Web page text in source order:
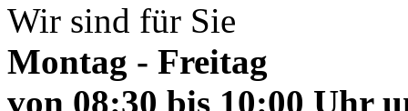
Wir sind für Sie
Montag - Freitag
von 08:30 bis 10:00 Uhr